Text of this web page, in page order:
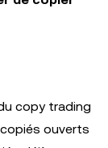
copy trading
ouverts